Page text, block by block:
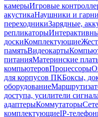
камерыИгровые
акустикаНаушники и
переходникиЗарядные,
репликаторы
доскиКомплектующие
памятьВидеокарты
питанияМатеринские
компьютеровПроцессоры
для корпусов ПКБоксы,
оборудование
доступа, усилители
адаптерыКоммутаторы
комплектующиеIP-